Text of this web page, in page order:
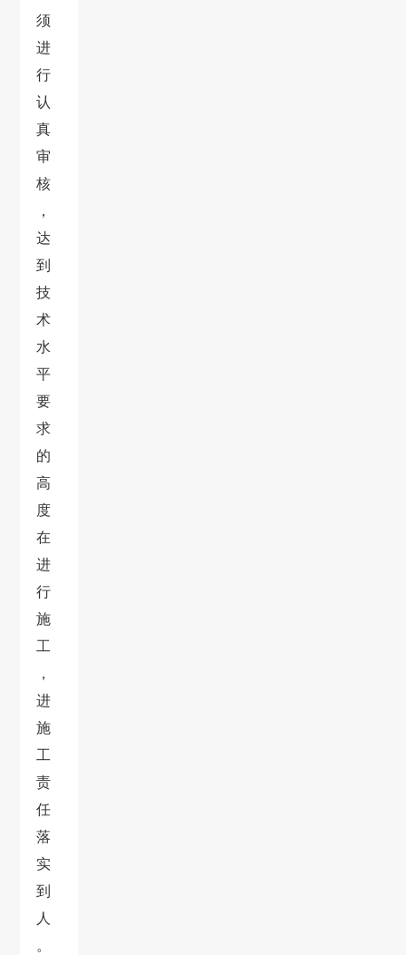
须
进
行
认
真
审
核
，
达
到
技
术
水
平
要
求
的
高
度
在
进
行
施
工
，
进
施
工
责
任
落
实
到
人
。